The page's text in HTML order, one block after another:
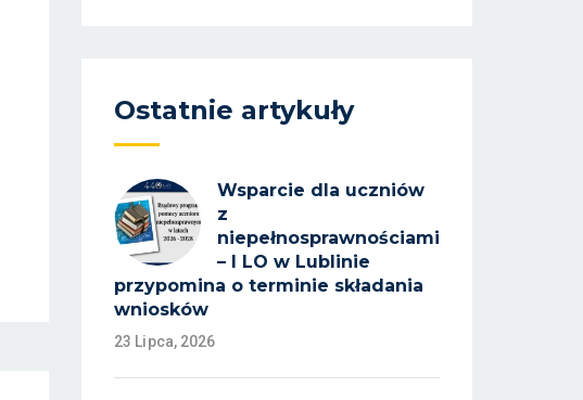
Ostatnie artykuły
Wsparcie dla uczniów
z
niepełnosprawnościami
– I LO w Lublinie
przypomina o terminie składania
wniosków
23 Lipca, 2026